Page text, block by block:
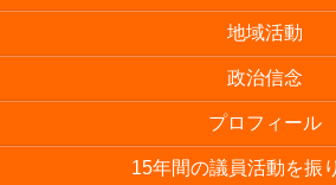
地域活動
政治信念
プロフィール
15年間の議員活動を振